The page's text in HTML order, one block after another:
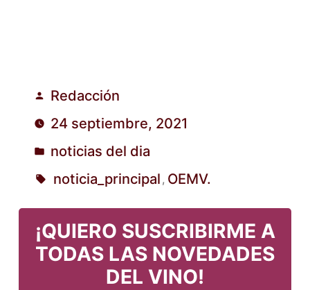
Publicado
por
Redacción
24 septiembre, 2021
Publicado
en
noticias del dia
noticia_principal , OEMV.
¡QUIERO SUSCRIBIRME A
TODAS LAS NOVEDADES
DEL VINO!